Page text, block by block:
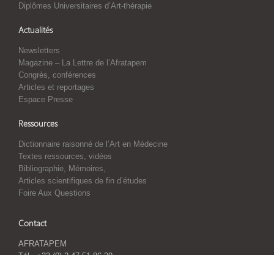
Diplômes Universitaires d’Art-thérapie
Actualités
Newsletters
Magazine – La Lettre de l’Afratapem
Congrès, conférences
Articles et reportages
Espace Presse
Ressources
Dictionnaire raisonné de l’Art en Médecine
Textes ressources, vidéos
Bibliographie, Mémoires,
Articles scientifiques de fin d’études
Foire Aux Questions
Contact
AFRATAPEM